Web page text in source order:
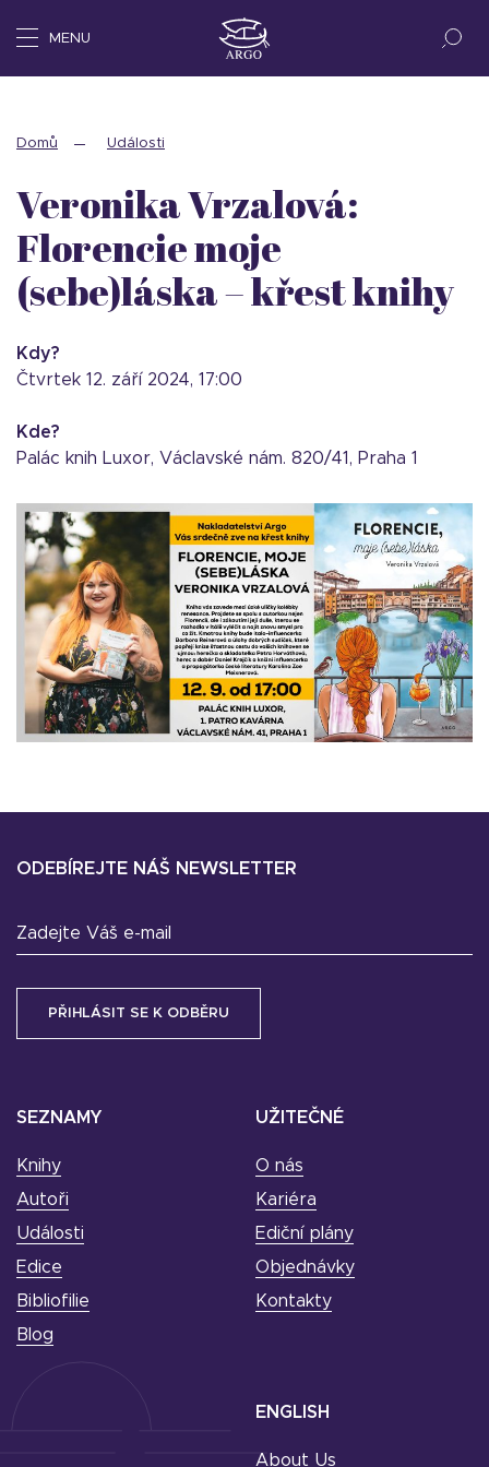
MENU
Domů Události
Veronika Vrzalová:
Florencie moje
(sebe)láska – křest knihy
Kdy?
čtvrtek 12. září 2024, 17:00
Kde?
Palác knih Luxor, Václavské nám. 820/41, Praha 1
SEZNAMY
Knihy
Autoři
Události
Edice
Bibliofilie
Blog
UŽITEČNÉ
O nás
Kariéra
Ediční plány
Objednávky
Kontakty
ODEBÍREJTE NÁŠ NEWSLETTER
Zadejte Váš e-mail
ENGLISH
About Us